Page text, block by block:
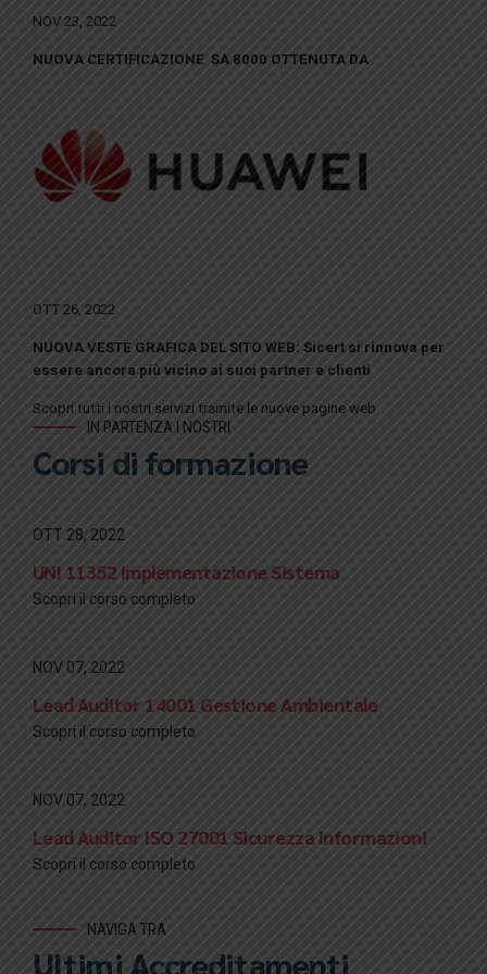
NOV 23, 2022
NUOVA CERTIFICAZIONE SA 8000 OTTENUTA DA
OTT 26, 2022
NUOVA VESTE GRAFICA DEL SITO WEB: Sicert si rinnova per
essere ancora più vicino ai suoi partner e clienti
Scopri tutti i nostri servizi tramite le nuove pagine web
IN PARTENZA I NOSTRI
Corsi di formazione
OTT 28, 2022
UNI 11352 Implementazione Sistema
Scopri il corso completo
NOV 07, 2022
Lead Auditor 14001 Gestione Ambientale
Scopri il corso completo
NOV 07, 2022
Lead Auditor ISO 27001 Sicurezza Informazioni
Scopri il corso completo
NAVIGA TRA
Ultimi Accreditamenti